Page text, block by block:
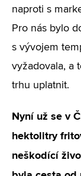
naproti s
Pro nás bylo
s vývojem
vyžadovala, a
trhu uplatnit.
Nyní už se v
hektolitry
neškodící